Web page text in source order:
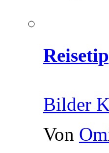
Bilder
Von